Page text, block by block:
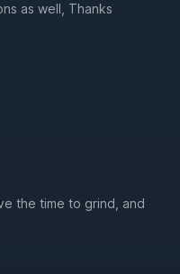
as well, Thanks
the time to grind, and